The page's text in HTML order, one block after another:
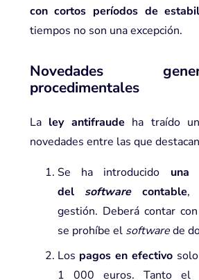
con cortos períodos de
tiempos no son una excepción.
Novedades
procedimentales
La ley antifraude ha traído
novedades entre las que
Se ha introducido una
del softwarecontable,
gestión. Deberá contar
se prohíbe el softwarede
Los pagos en efectivosolo
1 000 euros. Tanto el